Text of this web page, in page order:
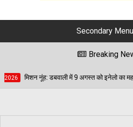
Secondary Menu
Breaking
को इनेलो का महामंथन; अभय चौटाला, रामपाल